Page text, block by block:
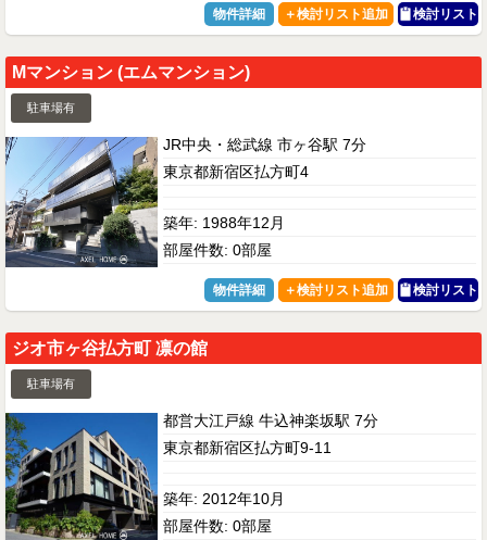
物件詳細 検討リスト
Mマンション (エムマンション)
駐車場有
JR中央・総武線 市ヶ谷駅 7分
東京都新宿区払方町4
築年: 1988年12月
部屋件数: 0部屋
物件詳細 検討リスト
ジオ市ヶ谷払方町 凛の館
駐車場有
都営大江戸線 牛込神楽坂駅 7分
東京都新宿区払方町9-11
築年: 2012年10月
部屋件数: 0部屋